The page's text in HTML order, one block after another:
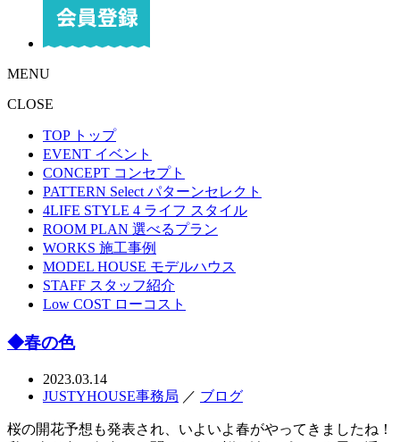
MENU
CLOSE
TOP トップ
EVENT イベント
CONCEPT コンセプト
PATTERN Select パターンセレクト
4LIFE STYLE 4 ライフ スタイル
ROOM PLAN 選べるプラン
WORKS 施工事例
MODEL HOUSE モデルハウス
STAFF スタッフ紹介
Low COST ローコスト
◆春の色
2023.03.14
JUSTYHOUSE事務局 ／ ブログ
桜の開花予想も発表され、いよいよ春がやってきましたね！